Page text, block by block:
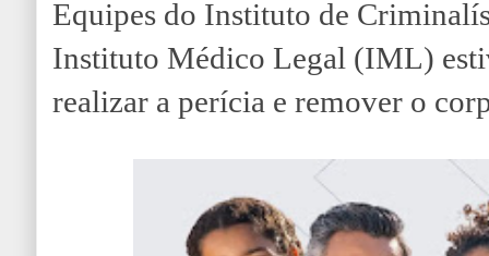
Equipes do Instituto de
Instituto Médico Legal (IML)
realizar a perícia e remover o